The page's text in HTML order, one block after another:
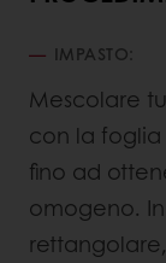
IMPASTO:
Mescolare
con la
fino ad
omogeno.